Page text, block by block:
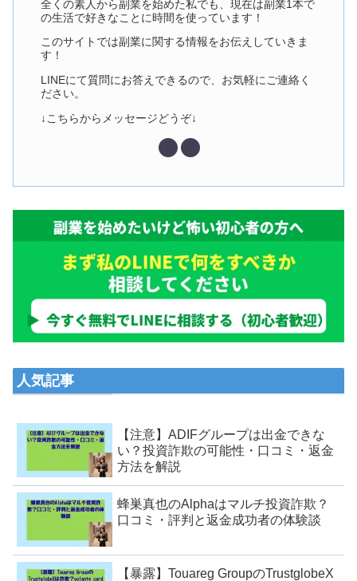
全くの素人から副業を始めた私でも、現在は副業1本で
の生活で好きなことに時間を使っています！
このサイトでは副業に関する情報をお伝えしていきま
す！
LINEにて質問にお答えできるので、お気軽にご連絡く
ださい。
↓こちらからメッセージどうぞ↓
人気記事
【注意】ADIFグループは出金できな
い？投資詐欺の可能性・口コミ・返金
方法を解説
蜂巣真也のAlphaはマルチ投資詐欺？
口コミ・評判と返金成功者の体験談
【暴露】Touareg GroupのTrustglobeX